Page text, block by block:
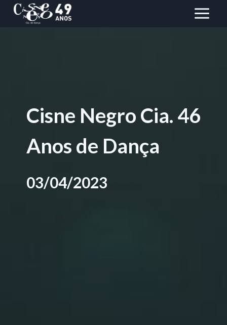
Pular
Cisne Negro Cia. 46
Anos de Dança
03/04/2023